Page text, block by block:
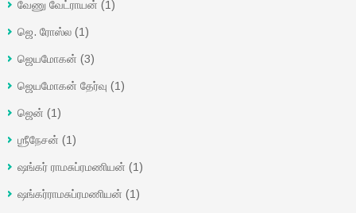
வேணு வேட்ராயன் (1)
ஜெ. ரோஸ்ல (1)
ஜெயமோகன் (3)
ஜெயமோகன் தேர்வு (1)
ஜென் (1)
ஶ்ரீநேசன் (1)
ஷங்கர் ராமசுப்ரமணியன் (1)
ஷங்கர்ராமசுப்ரமணியன் (1)